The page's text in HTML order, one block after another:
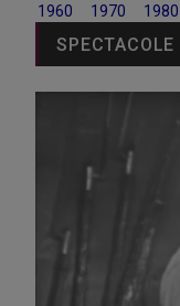
1960 1970 1980
SPECTACOLE